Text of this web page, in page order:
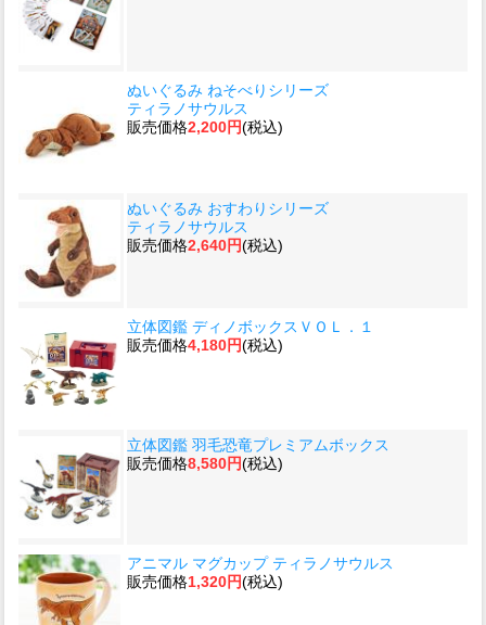
ぬいぐるみ ねそべりシリーズ
ティラノサウルス
販売価格2,200円(税込)
ぬいぐるみ おすわりシリーズ
ティラノサウルス
販売価格2,640円(税込)
立体図鑑 ディノボックスＶＯＬ．１
販売価格4,180円(税込)
立体図鑑 羽毛恐竜プレミアムボックス
販売価格8,580円(税込)
アニマル マグカップ ティラノサウルス
販売価格1,320円(税込)